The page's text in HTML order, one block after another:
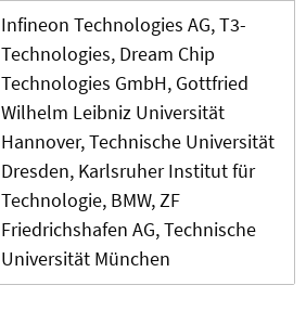
Infineon Technologies AG, T3-
Technologies, Dream Chip
Technologies GmbH, Gottfried
Wilhelm Leibniz Universität
Hannover, Technische Universität
Dresden, Karlsruher Institut für
Technologie, BMW, ZF
Friedrichshafen AG, Technische
Universität München